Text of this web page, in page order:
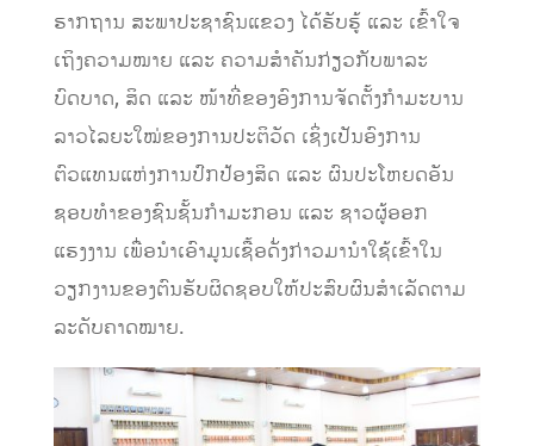
ຮາກຖານ ສະພາປະຊາຊົນແຂວງ ໄດ້ຮັບຮູ້ ແລະ ເຂົ້າໃຈ
ເຖິງຄວາມໝາຍ ແລະ ຄວາມສໍາຄັນກ່ຽວກັບພາລະ
ບົດບາດ, ສິດ ແລະ ໜ້າທີ່ຂອງອົງການຈັດຕັ້ງກໍາມະບານ
ລາວໄລຍະໃໝ່ຂອງການປະຕິວັດ ເຊິ່ງເປັນອົງການ
ຕົວແທນແຫ່ງການປົກປ້ອງສິດ ແລະ ຜົນປະໂຫຍດອັນ
ຊອບທໍາຂອງຊົນຊັ້ນກໍາມະກອນ ແລະ ຊາວຜູ້ອອກ
ແຮງງານ ເພື່ອນໍາເອົາມູນເຊື້ອດັ່ງກ່າວມານໍາໃຊ້ເຂົ້າໃນ
ວຽກງານຂອງຕົນຮັບຜິດຊອບໃຫ້ປະສົບຜົນສໍາເລັດຕາມ
ລະດັບຄາດໝາຍ.